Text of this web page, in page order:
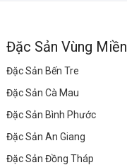
Đặc Sản Vùng Miền
Đặc Sản Bến Tre
Đặc Sản Cà Mau
Đặc Sản Bình Phước
Đặc Sản An Giang
Đặc Sản Đồng Tháp